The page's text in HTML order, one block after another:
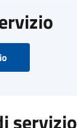
servizio